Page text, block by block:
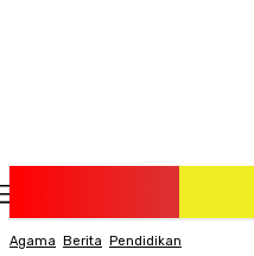
Agama Berita Pendidikan